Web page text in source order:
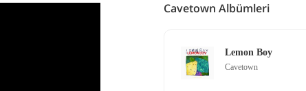
Cavetown Albümleri
Lemon Boy
Cavetown